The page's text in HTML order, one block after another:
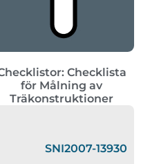
Checklista
för Målning av
Träkonstruktioner
SNI2007-13930